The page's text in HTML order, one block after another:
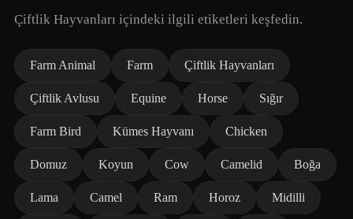
Çiftlik Hayvanları içindeki ilgili etiketleri keşfedin.
Farm Animal Farm Çiftlik Hayvanları
Çiftlik Avlusu Equine Horse Sığır
Farm Bird Kümes Hayvanı Chicken
Domuz Koyun Cow Camelid Boğa
Lama Camel Ram Horoz Midilli